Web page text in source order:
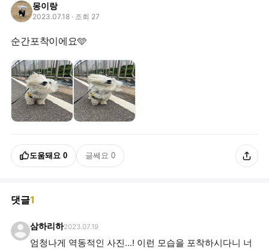
몽이랑
2023.07.18 · 조회 27
순간포착이에요🩵
도움돼요 0 글쎄요 0
댓글1
삼하리하2023.07.19
엄청나게 역동적인 사진...! 이런 모습을 포착하시다니 너